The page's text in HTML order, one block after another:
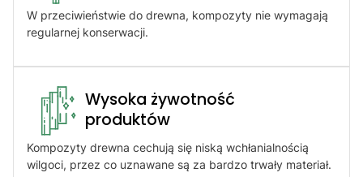
W przeciwieństwie do drewna, kompozyty nie wymagają
regularnej konserwacji.
Wysoka żywotność
produktów​
Kompozyty drewna cechują się niską wchłanialnością
wilgoci, przez co uznawane są za bardzo trwały materiał.